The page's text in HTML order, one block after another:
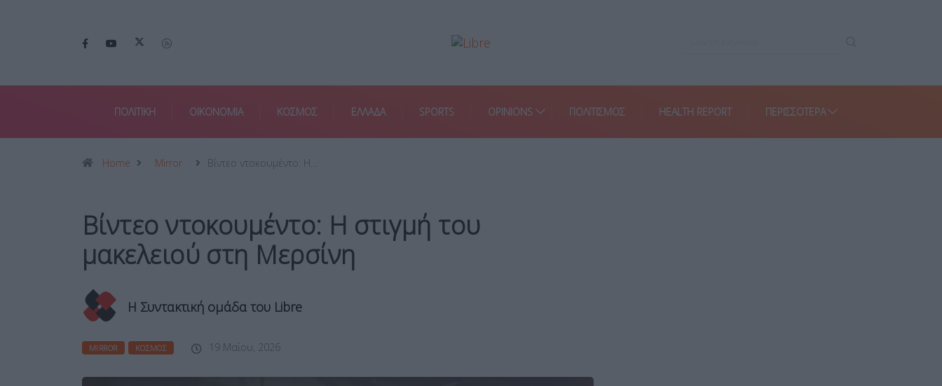
ΠΟΛΙΤΙΚΗ ΟΙΚΟΝΟΜΙΑ ΚΟΣΜΟΣ ΕΛΛΑΔΑ SPORTS OPINIONS ΠΟΛΙΤΙΣΜΟΣ HEALTH REPORT ΠΕΡΙΣΣΌΤΕΡΑ
Home Mirror Βίντεο ντοκουμέντο: Η…
Βίντεο ντοκουμέντο: Η στιγμή του
μακελειού στη Μερσίνη
Η Συντακτική ομάδα του Libre
MIRROR ΚΌΣΜΟΣ 19 Μαΐου, 2026